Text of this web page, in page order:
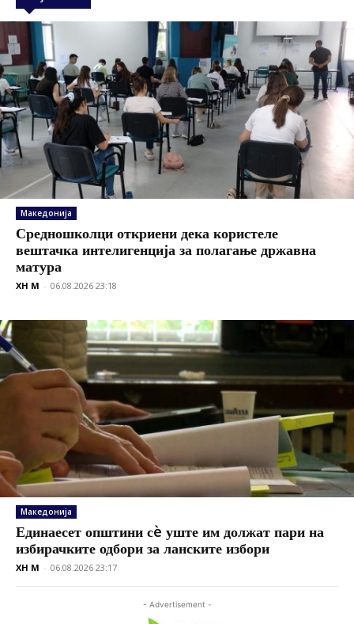
Македонија
Средношколци откриени дека користеле
вештачка интелигенција за полагање државна
матура
XH M - 06.08.2026 23:18
Македонија
Единаесет општини сè уште им должат пари на
избирачките одбори за ланските избори
XH M - 06.08.2026 23:17
- Advertisement -